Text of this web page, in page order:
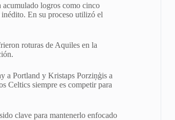
acumulado logros como cinco
En su proceso utilizó el
roturas de Aquiles en la
a Portland y Kristaps Porziņģis a
Celtics siempre es competir para
clave para mantenerlo enfocado